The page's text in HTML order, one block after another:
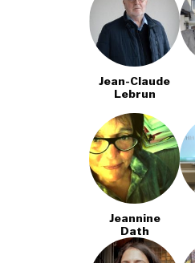
Jean-Claude
Lebrun
Jeannine
Dath